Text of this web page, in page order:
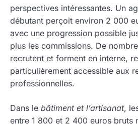
perspectives intéressantes. Un
débutant perçoit environ 2 000
avec une progression possible
plus les commissions. De
recrutent et forment en interne,
particulièrement accessible aux
professionnelles.
Dans le bâtiment et l’artisanat,
entre 1 800 et 2 400 euros bruts